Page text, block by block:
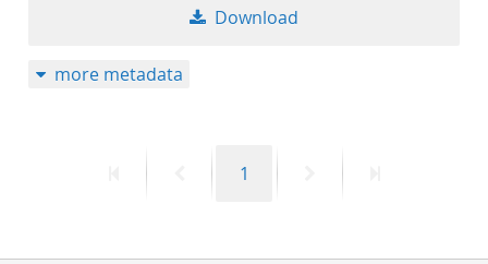
Download
more metadata
PreviousPage
1